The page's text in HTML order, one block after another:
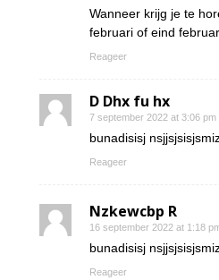
Wanneer krijg je te
februari of eind
Reageer
D Dhx fu hx
7 september 2022 at 3:06 pm
bunadisisj
Reageer
Nzkewcbp R
16 september 2022 at 1:18
bunadisisj
Reageer